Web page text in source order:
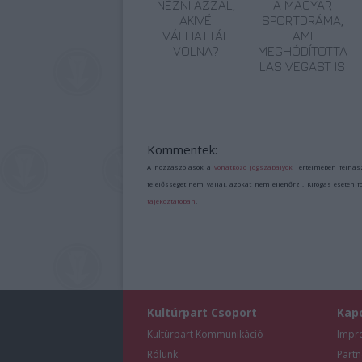
NÉZNI AZZAL,
AKIVÉ
VÁLHATTÁL
VOLNA?
A MAGYAR
SPORTDRÁMA,
AMI
MEGHÓDÍTOTTA
LAS VEGAST IS
Kommentek:
A hozzászólások avonatkozó jogszabályok értelmében
felelősséget nem vállal, azokat nem ellenőrzi. Kifogás esetén
tájékoztatóban
Kultúrpart Csoport
Kultúrpart Kommunikáció
Rólunk